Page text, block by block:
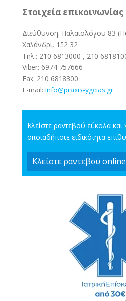
Στοιχεία επικοινωνίας
Διεύθυνση: Παλαιολόγου 83
Χαλάνδρι, 152 32
Τηλ.: 210 6813000 , 210
Viber: 6974 757666
Fax: 210 6818300
E-mail: info@praxis-ygeias.gr
Κλείστε ραντεβού εύκολα και
οποιαδήποτε ειδικότητα
Κλείστε ραντεβού online